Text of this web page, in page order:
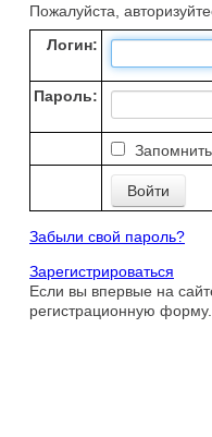
Пожалуйста,
Логин:
Пароль:
Забыли свой пароль?
Зарегистрироваться
Если вы впервые на
регистрационную форму.